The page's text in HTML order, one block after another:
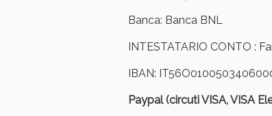
Banca: Banca BNL
INTESTATARIO CONTO :
IBAN:
Paypal (circuti VISA, VISA